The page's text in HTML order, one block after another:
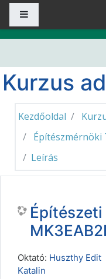
Tovább a fő tartalomhoz
Kurzus
Kezdőoldal
Építészmérnöki
Leírás
Oktató: Huszthy Edit
Katalin